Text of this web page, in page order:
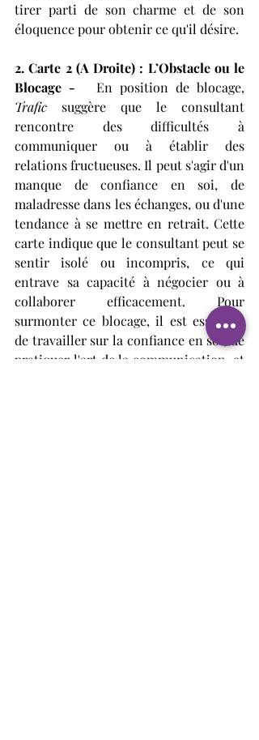
tirer parti de son charme et de son
éloquence pour obtenir ce qu'il désire.
2. Carte 2 (A Droite) : L’Obstacle ou le
Blocage -
Trafic suggère que le consultant
rencontre des difficultés à
communiquer ou à établir des
relations fructueuses. Il peut s'agir d'un
manque de confiance en soi, de
maladresse dans les échanges, ou d'une
tendance à se mettre en retrait. Cette
carte indique que le consultant peut se
sentir isolé ou incompris, ce qui
entrave sa capacité à négocier ou à
collaborer efficacement. Pour
surmonter ce blocage, il est essentiel
de travailler sur la confiance en soi, de
pratiquer l'art de la communication, et